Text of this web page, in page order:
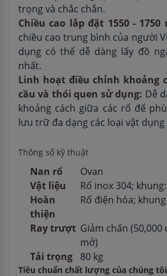
trọng và chắc chắn.
Chiều cao lắp đặt 1550 - 1750
chiều cao trung bình của người
dụng có thể dễ dàng lấy đồ
nhất.
Linh hoạt điều chỉnh khoảng
cầu và thói quen sử dụng: Dễ
khoảng cách giữa các rổ để
lưu trữ đa dạng các loại vật dụng
Thông số kỹ thuật
Nan rổ
Ovan
Vật liệu
Rổ inox 304;
Hoàn
thiện
Rổ điện hóa;
Ray trượt Giảm chấn (50,000
mở)
Tải trọng
80 kg
Tiêu chuẩn chất lượng của chúng